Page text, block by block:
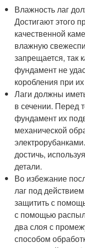
Влажность лаг
Достигают этого
качественной
влажную
запрещается, так
фундамент не
коробления при
Лаги должны
в сечении. Перед
фундамент их
механической
достичь,
детали.
Во избежание
лаг под
защитить с
с помощью
два слоя с
способом